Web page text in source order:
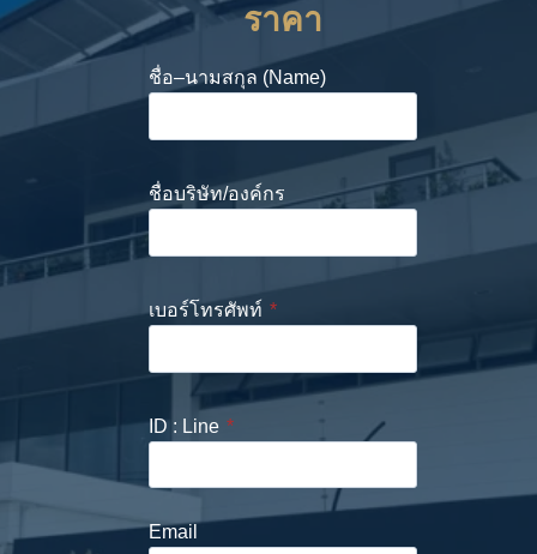
ราคา
ชื่อ–นามสกุล (Name)
ชื่อบริษัท/องค์กร
เบอร์โทรศัพท์ *
ID : Line *
Email